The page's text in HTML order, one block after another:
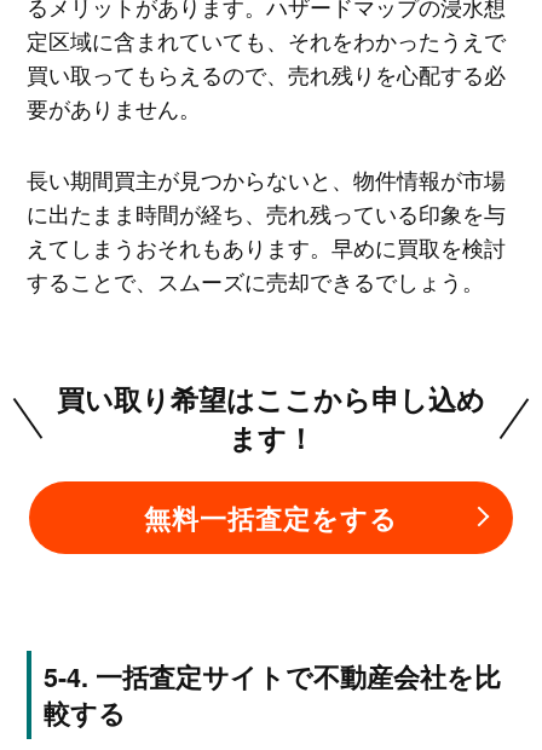
定区域に含まれていても、それをわかったうえで
買い取ってもらえるので、売れ残りを心配する必
要がありません。
長い期間買主が見つからないと、物件情報が市場
に出たまま時間が経ち、売れ残っている印象を与
えてしまうおそれもあります。早めに買取を検討
することで、スムーズに売却できるでしょう。
買い取り希望はここから申し込め
ます！
無料一括査定をする
一括査定サイトで不動産会社を比
較する